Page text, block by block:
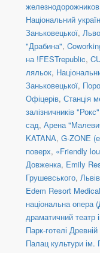
Національний
Заньковецької,
"Драбина",
на !FESTrepublic,
ляльок,
Заньковецької,
Офіцерів, Станція
залізничників "Рокс"
сад, Арена
KATANA, G-ZONE
поверх, «Friendly
Довженка, Emily
Грушевського,
Edem Resort
національна опера
драматичний театр
Парк-готелі
Палац культури ім.